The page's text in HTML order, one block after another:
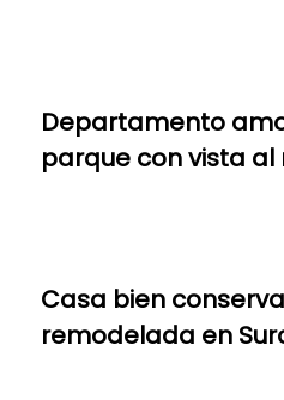
Departamento
parque con vista al
Casa bien
remodelada en